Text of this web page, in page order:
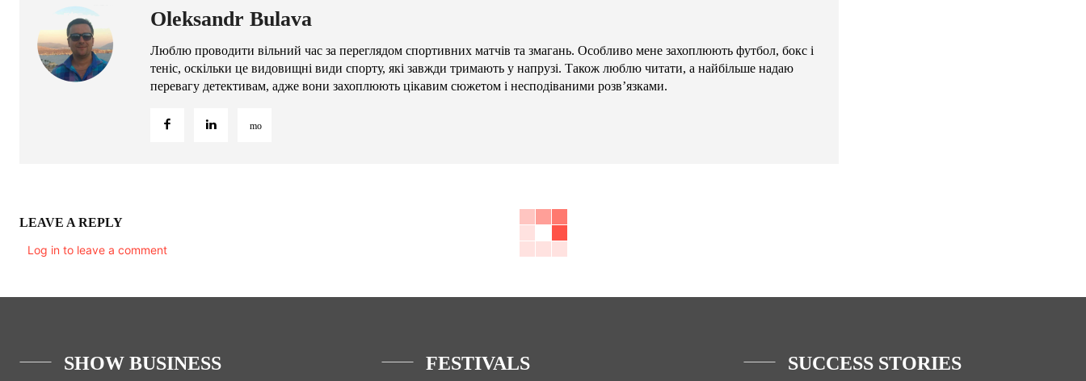
Oleksandr Bulava
Люблю проводити вільний час за переглядом спортивних матчів та змагань. Особливо мене захоплюють футбол, бокс і
теніс, оскільки це видовищні види спорту, які завжди тримають у напрузі. Також люблю читати, а найбільше надаю
перевагу детективам, адже вони захоплюють цікавим сюжетом і несподіваними розв’язками.
LEAVE A REPLY
Log in to leave a comment
SHOW BUSINESS FESTIVALS SUCCESS STORIES